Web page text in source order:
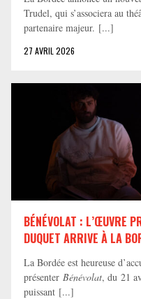
Trudel, qui s’associera au
partenaire majeur. [...]
27 AVRIL 2026
BÉNÉVOLAT : L’ŒUVRE
DUQUET ARRIVE À LA
La Bordée est heureuse
présenter Bénévolat, du 21
puissant [...]